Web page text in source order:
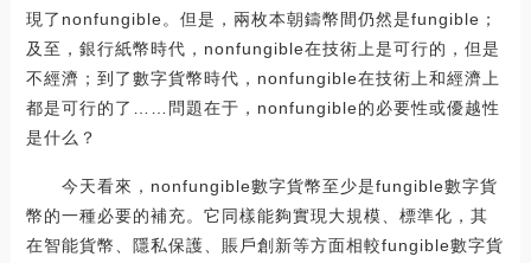
現了nonfungible。但是，兩枚本朝鑄幣間仍然是fungible；
及至，銀行紙幣時代，nonfungible在技術上是可行的，但是
不經濟；到了數字貨幣時代，nonfungible在技術上和經濟上
都是可行的了……問題在于，nonfungible的必要性或優越性
是什么？
今天看來，nonfungible數字貨幣至少是fungible數字貨
幣的一種必要的補充。它同樣能夠實現大規模、標準化，其
在智能貨幣、隱私保護、賬戶創新等方面相較fungible數字貨